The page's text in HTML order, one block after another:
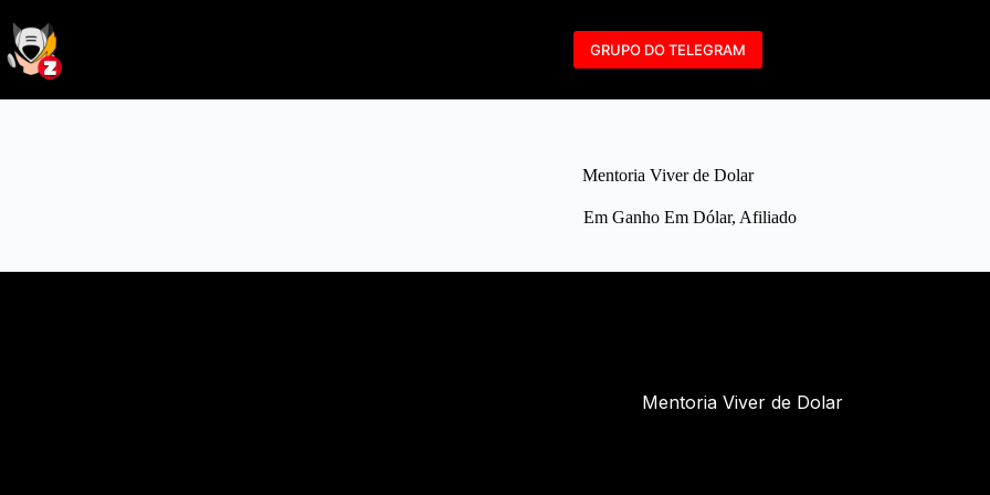
GRUPO DO TELEGRAM
Mentoria Viver de Dolar
Em Ganho Em Dólar, Afiliado
Mentoria Viver de Dolar